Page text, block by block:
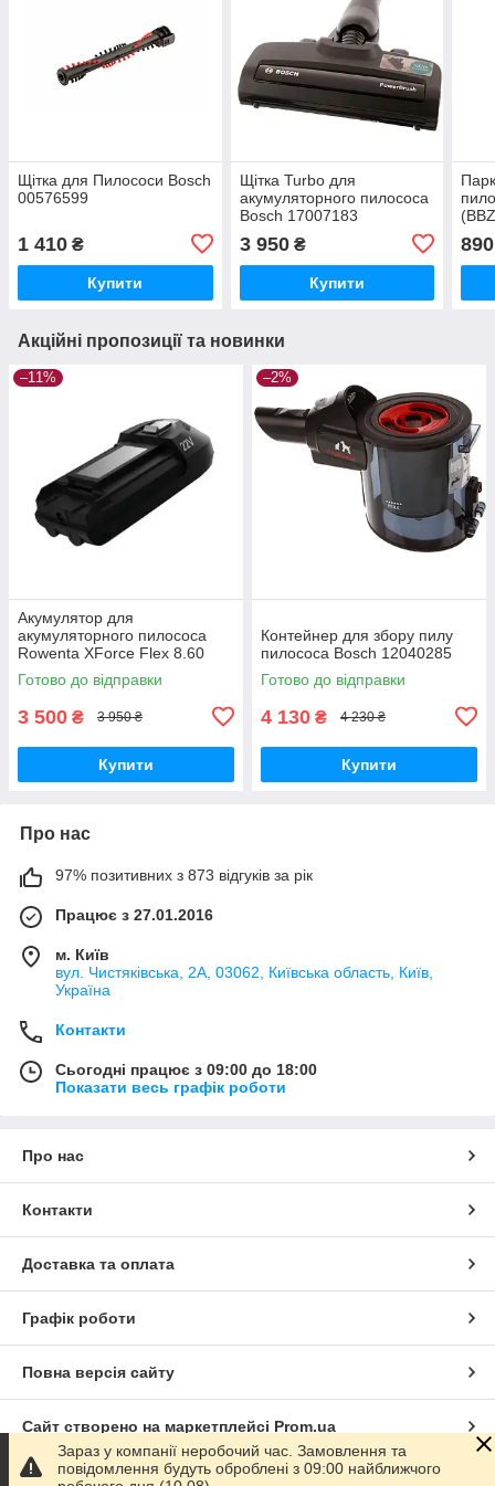
Щітка для Пилососи Bosch
00576599
1 410 ₴
Купити
Щітка Turbo для
акумуляторного пилососа
Bosch 17007183
3 950₴
Купити
890
Акційні пропозиції та новинки
–11%
Акумулятор для
акумуляторного пилососа
Rowenta XForce Flex 8.60
ZR009700
Готово до відправки
3 500 ₴ 3 950 ₴
Купити
–2%
Контейнер для збору пилу
пилососа Bosch 12040285
Готово до відправки
4 130 ₴ 4 230 ₴
Купити
Про нас
97% позитивних з 873 відгуків за рік
Працює з 27.01.2016
м. Київ
вул. Чистяківська, 2А, 03062, Київська область, Київ,
Україна
Контакти
Сьогодні працює з 09:00 до 18:00
Показати весь графік роботи
Про нас
Контакти
Доставка та оплата
Графік роботи
Повна версія сайту
Сайт створено на маркетплейсі Prom.ua
Політика конфіденційності
Зараз у компанії неробочий час. Замовлення та
повідомлення будуть оброблені з 09:00 найближчого